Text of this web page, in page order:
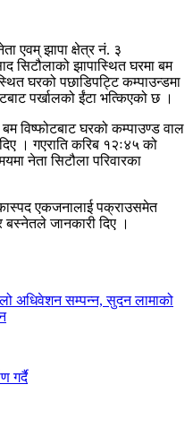
एवम् झापा क्षेत्र नं. ३
सिटौलाको झापास्थित घरमा बम
घरको पछाडिपट्टि कम्पाउन्डमा
पर्खालको ईंटा भत्किएको छ ।
विष्फोटबाट घरको कम्पाउण्ड वाल
। गएराति करिब १२ः४५ को
नेता सिटौला परिवारका
एकजनालाई पक्राउसमेत
बस्नेतले जानकारी दिए ।
अधिवेशन सम्पन्न, सुदन लामाको
गर्दै